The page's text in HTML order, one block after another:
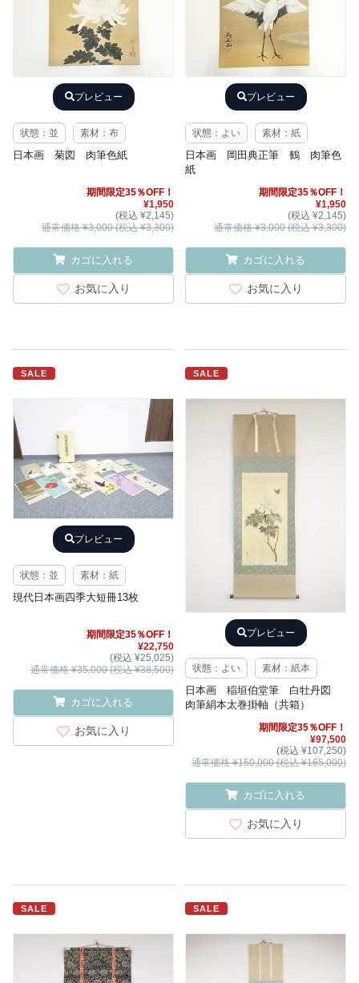
プレビュー
状態：並 素材：布
日本画 菊図 肉筆色紙
期間限定35％OFF！
¥1,950
(税込 ¥2,145)
通常価格 ¥3,000 (税込 ¥3,300)
カゴに入れる
お気に入り
プレビュー
状態：よい 素材：紙
日本画 岡田典正筆 鶴 肉筆色
紙
期間限定35％OFF！
¥1,950
(税込 ¥2,145)
通常価格 ¥3,000 (税込 ¥3,300)
カゴに入れる
お気に入り
SALE
プレビュー
状態：並 素材：紙
現代日本画四季大短冊13枚
期間限定35％OFF！
¥22,750
(税込 ¥25,025)
通常価格 ¥35,000 (税込 ¥38,500)
カゴに入れる
お気に入り
SALE
プレビュー
状態：よい 素材：紙本
日本画 稲垣伯堂筆 白牡丹図
肉筆絹本太巻掛軸（共箱）
期間限定35％OFF！
¥97,500
(税込 ¥107,250)
通常価格 ¥150,000 (税込 ¥165,000)
カゴに入れる
お気に入り
SALE SALE